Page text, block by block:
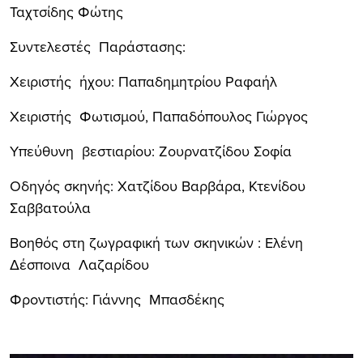
Ταχτσίδης Φώτης
Συντελεστές Παράστασης:
Χειριστής ήχου: Παπαδημητρίου Ραφαήλ
Χειριστής Φωτισμού, Παπαδόπουλος Γιώργος
Υπεύθυνη βεστιαρίου: Ζουρνατζίδου Σοφία
Οδηγός σκηνής: Χατζίδου Βαρβάρα, Κτενίδου
Σαββατούλα
Βοηθός στη ζωγραφική των σκηνικών : Ελένη
Δέσποινα Λαζαρίδου
Φροντιστής: Γιάννης Μπασδέκης